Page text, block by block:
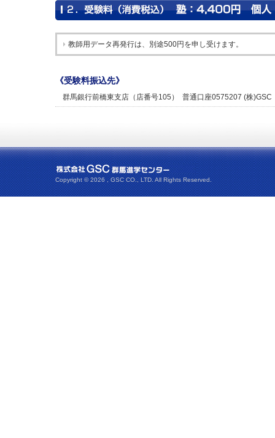
教師用データ再発行は、別途500円を申し受けます。
《受験料振込先》
群馬銀行前橋東支店（店番号105） 普通口座0575207 (株)GSC
Copyright ©2026 , GSC CO., LTD. All Rights Reserved.